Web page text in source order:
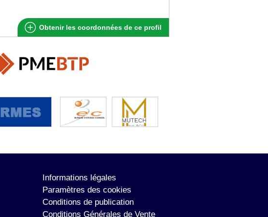
Obtenir les coordonnées de ce profil
Informations légales
Paramètres des cookies
Conditions de publication
Conditions Générales de Vente